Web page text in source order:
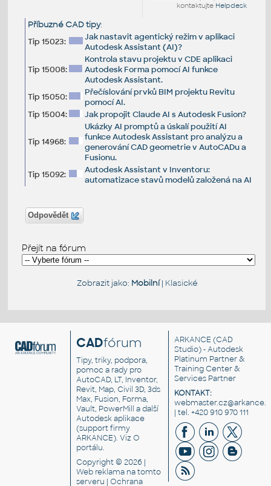
kontaktujte Helpdesk
Příbuzné CAD tipy:
Tip 15023:
Jak nastavit agentický režim v aplikaci
Autodesk Assistant (AI)?
Tip 15008:
Kontrola stavu projektu v CDE aplikaci
Autodesk Forma pomocí AI funkce
Autodesk Assistant.
Tip 15050:
Přečíslování prvků BIM projektu Revitu
pomocí AI.
Tip 15004:
Jak propojit Claude AI s Autodesk Fusion?
Tip 14968:
Ukázky AI promptů a úskalí použití AI
funkce Autodesk Assistant pro analýzu a
generování CAD geometrie v AutoCADu a
Fusionu.
Tip 15092:
Autodesk Assistant v Inventoru:
automatizace stavů modelů založená na AI
Odpovědět
Přejít na fórum
Zobrazit jako: Mobilní| Klasické
CADfórum
Tipy, triky, podpora,
pomoc a rady pro
AutoCAD, LT, Inventor,
Revit, Map, Civil 3D, 3ds
Max, Fusion, Forma,
Vault, PowerMill a další
Autodesk aplikace
(support firmy
ARKANCE). VizO
portálu.
Copyright © 2026 |
Web reklama na tomto
serveru |Ochrana
ARKANCE (CAD
Studio) - Autodesk
Platinum Partner &
Training Center &
Services Partner
KONTAKT:
| tel. +420 910 970 111